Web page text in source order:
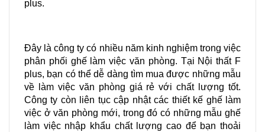
plus.
Đây là công ty có nhiều năm kinh nghiệm trong việc
phân phối ghế làm việc văn phòng. Tại Nội thất F
plus, bạn có thể dễ dàng tìm mua được những mẫu
về làm việc văn phòng giá rẻ với chất lượng tốt.
Công ty còn liên tục cập nhật các thiết kế ghế làm
việc ở văn phòng mới, trong đó có những mẫu ghế
làm việc nhập khẩu chất lượng cao để bạn thoải